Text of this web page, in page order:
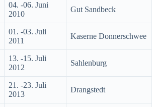
04. -06. Juni
2010
Gut Sandbeck
01. -03. Juli
2011
Kaserne Donnerschwee
13. -15. Juli
2012
Sahlenburg
21. -23. Juli
2013
Drangstedt